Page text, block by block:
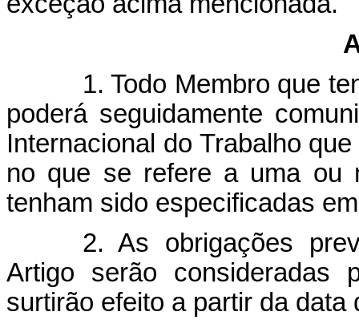
1. Todo Membro que
poderá seguidamente
Internacional do Trabalho
no que se refere a uma
tenham sido especificadas
2. As obrigações
Artigo serão consideradas
surtirão efeito a partir da data